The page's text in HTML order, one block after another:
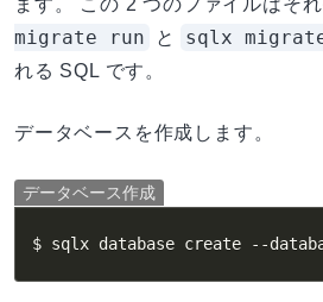
ます。 この 2 つのファイルはそ
migrate run
と sqlx
れる SQL です。
データベースを作成します。
データベース作成
$ sqlx database create --